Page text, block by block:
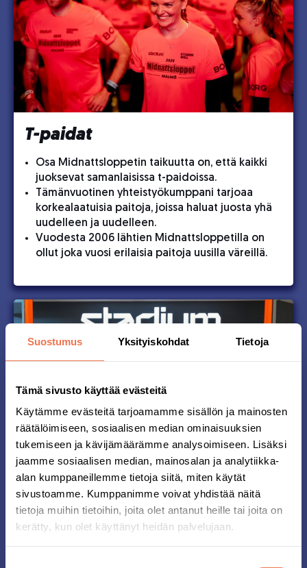
Suostumus Yksityiskohdat Tietoja
Tämä sivusto käyttää evästeitä
Käytämme evästeitä tarjoamamme sisällön ja mainosten
räätälöimiseen, sosiaalisen median ominaisuuksien
tukemiseen ja kävijämäärämme analysoimiseen. Lisäksi
jaamme sosiaalisen median, mainosalan ja analytiikka-
alan kumppaneillemme tietoja siitä, miten käytät
sivustoamme. Kumppanimme voivat yhdistää näitä
tietoja muihin tietoihin, joita olet antanut heille tai joita on
kerätty, kun olet käyttänyt heidän palvelujaan.
T-paidat
Osa Midnattsloppetin taikuutta on, että kaikki
juoksevat samanlaisissa t-paidoissa.
Tämänvuotinen yhteistyökumppani tarjoaa
korkealaatuisia paitoja, joissa haluat juosta yhä
uudelleen ja uudelleen.
Vuodesta 2006 lähtien Midnattsloppetilla on
ollut joka vuosi erilaisia ​​paitoja uusilla väreillä.
Osallistuja
-paketti